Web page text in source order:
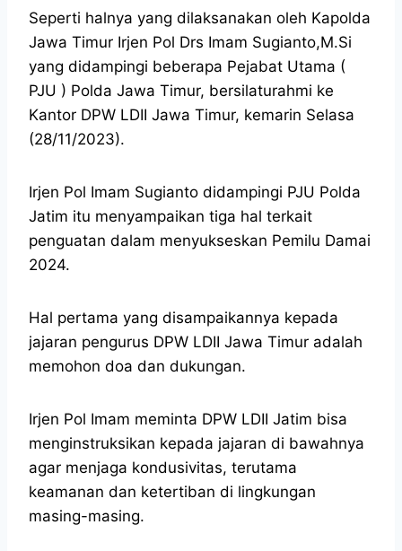
Seperti halnya yang dilaksanakan oleh Kapolda
Jawa Timur Irjen Pol Drs Imam Sugianto,M.Si
yang didampingi beberapa Pejabat Utama (
PJU ) Polda Jawa Timur, bersilaturahmi ke
Kantor DPW LDII Jawa Timur, kemarin Selasa
(28/11/2023).
Irjen Pol Imam Sugianto didampingi PJU Polda
Jatim itu menyampaikan tiga hal terkait
penguatan dalam menyukseskan Pemilu Damai
2024.
Hal pertama yang disampaikannya kepada
jajaran pengurus DPW LDII Jawa Timur adalah
memohon doa dan dukungan.
Irjen Pol Imam meminta DPW LDII Jatim bisa
menginstruksikan kepada jajaran di bawahnya
agar menjaga kondusivitas, terutama
keamanan dan ketertiban di lingkungan
masing-masing.